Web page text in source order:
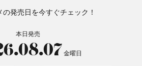
発売日を今すぐチェック！
本日発売
金曜日